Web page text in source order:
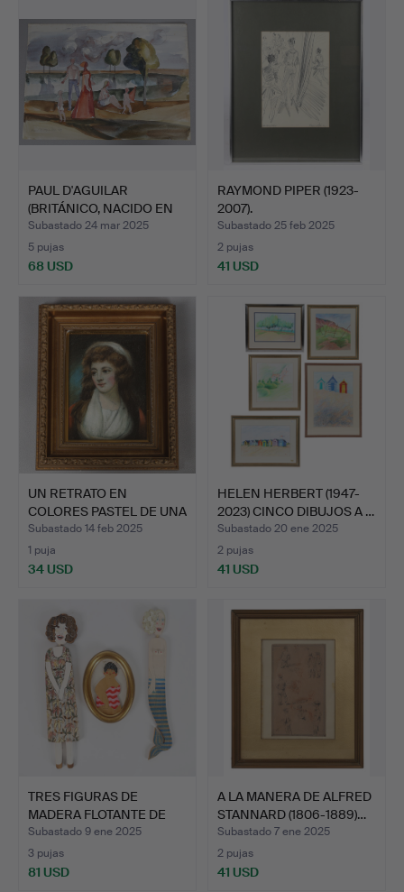
PAUL D'AGUILAR
(BRITÁNICO, NACIDO EN
1927).
Subastado 24 mar 2025
5 pujas
68 USD
RAYMOND PIPER (1923-
2007).
Subastado 25 feb 2025
2 pujas
41 USD
UN RETRATO EN
COLORES PASTEL DE UNA
DAMA.
Subastado 14 feb 2025
1 puja
34 USD
HELEN HERBERT (1947-
2023) CINCO DIBUJOS A …
Subastado 20 ene 2025
2 pujas
41 USD
TRES FIGURAS DE
MADERA FLOTANTE DE
LYNN MU…
Subastado 9 ene 2025
3 pujas
81 USD
A LA MANERA DE ALFRED
STANNARD (1806-1889)…
Subastado 7 ene 2025
2 pujas
41 USD